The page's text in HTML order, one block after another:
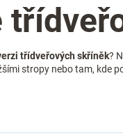
třídveřových skříněk?
stropy nebo tam, kde